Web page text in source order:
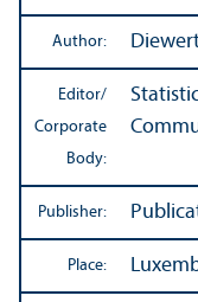
Author:
Editor/
Corporate
Body:
Publisher:
Place: